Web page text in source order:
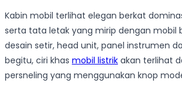
Kabin mobil terlihat elegan berkat
serta tata letak yang mirip dengan mobil
desain setir, head unit, panel instrumen
begitu, ciri khas mobil listrik akan terlihat
persneling yang menggunakan knop